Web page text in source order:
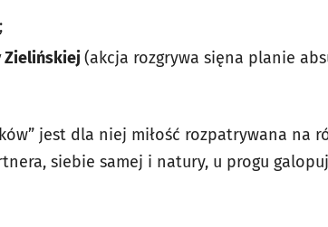
;
Zielińskiej(akcja rozgrywa sięna planie
jest dla niej miłość rozpatrywana na
siebie samej i natury, u progu